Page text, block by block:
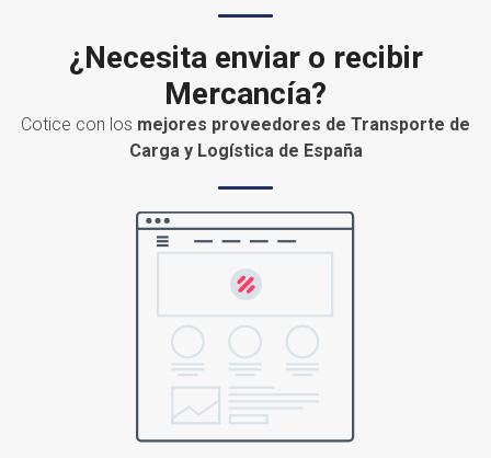
¿Necesita enviar o recibir
Mercancía?
Cotice con los mejores proveedores de Transporte de
Carga y Logística de España